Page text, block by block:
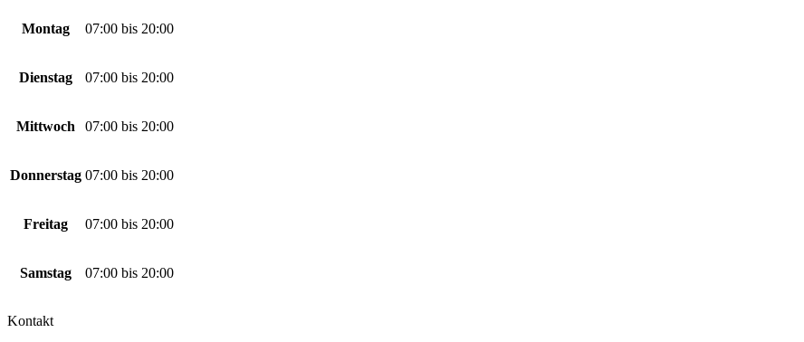
Montag 07:00 bis 20:00
Dienstag 07:00 bis 20:00
Mittwoch 07:00 bis 20:00
Donnerstag 07:00 bis 20:00
Freitag 07:00 bis 20:00
Samstag 07:00 bis 20:00
Kontakt